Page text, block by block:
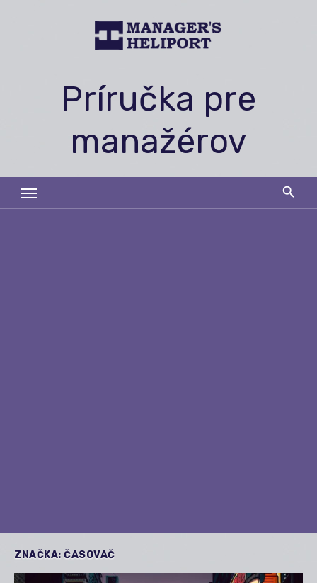
Príručka pre
manažérov
ZNAČKA: ČASOVAČ